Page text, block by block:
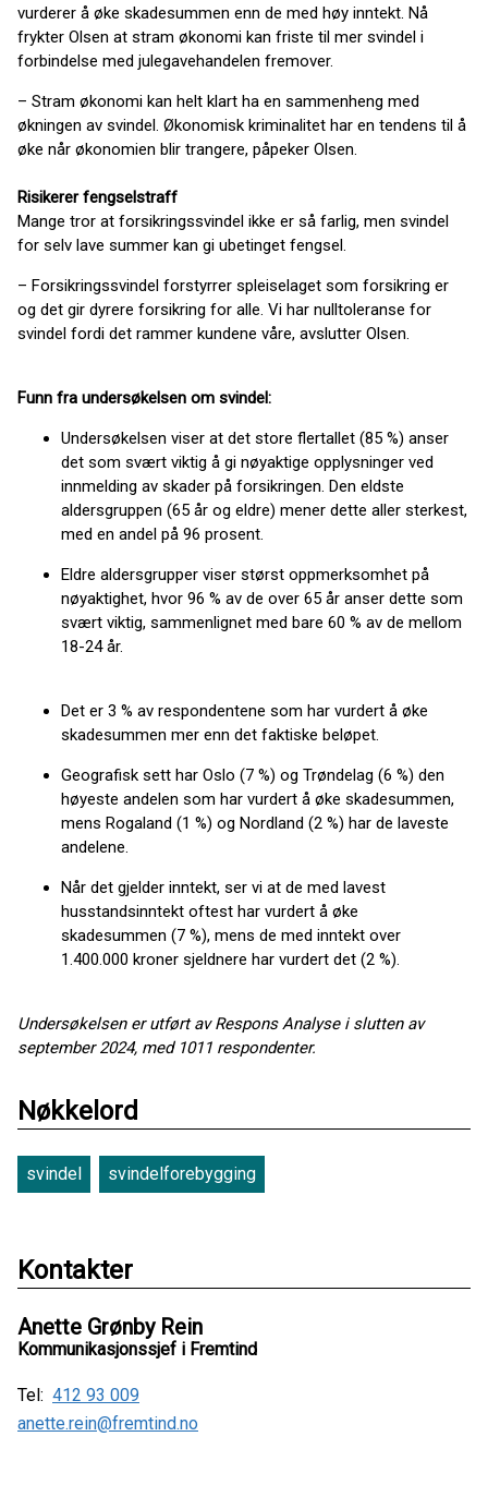
vurderer å øke skadesummen enn de med høy inntekt. Nå
frykter Olsen at stram økonomi kan friste til mer svindel i
forbindelse med julegavehandelen fremover.
– Stram økonomi kan helt klart ha en sammenheng med
økningen av svindel. Økonomisk kriminalitet har en tendens til å
øke når økonomien blir trangere, påpeker Olsen.
Risikerer fengselstraff
Mange tror at forsikringssvindel ikke er så farlig, men svindel
for selv lave summer kan gi ubetinget fengsel.
– Forsikringssvindel forstyrrer spleiselaget som forsikring er
og det gir dyrere forsikring for alle. Vi har nulltoleranse for
svindel fordi det rammer kundene våre, avslutter Olsen.
Funn fra undersøkelsen om svindel:
Undersøkelsen viser at det store flertallet (85 %) anser
det som svært viktig å gi nøyaktige opplysninger ved
innmelding av skader på forsikringen. Den eldste
aldersgruppen (65 år og eldre) mener dette aller sterkest,
med en andel på 96 prosent.
Eldre aldersgrupper viser størst oppmerksomhet på
nøyaktighet, hvor 96 % av de over 65 år anser dette som
svært viktig, sammenlignet med bare 60 % av de mellom
18-24 år.
Det er 3 % av respondentene som har vurdert å øke
skadesummen mer enn det faktiske beløpet.
Geografisk sett har Oslo (7 %) og Trøndelag (6 %) den
høyeste andelen som har vurdert å øke skadesummen,
mens Rogaland (1 %) og Nordland (2 %) har de laveste
andelene.
Når det gjelder inntekt, ser vi at de med lavest
husstandsinntekt oftest har vurdert å øke
skadesummen (7 %), mens de med inntekt over
1.400.000 kroner sjeldnere har vurdert det (2 %).
Undersøkelsen er utført av Respons Analyse i slutten av
september 2024, med 1011 respondenter.
Nøkkelord
svindel svindelforebygging
Kontakter
Anette Grønby Rein
Kommunikasjonssjef i Fremtind
Tel: 412 93 009
anette.rein@fremtind.no